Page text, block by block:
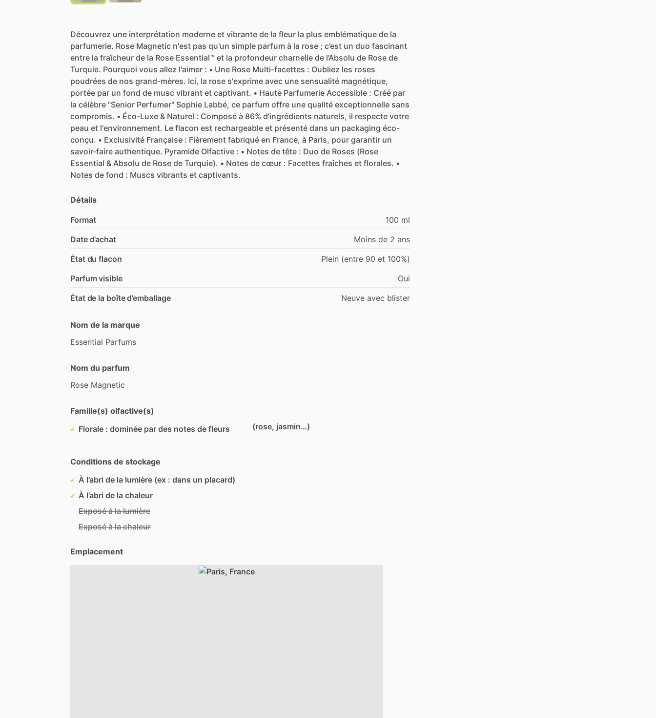
Découvrez une interprétation moderne et vibrante de la fleur la plus emblématique de la
parfumerie. Rose Magnetic n'est pas qu'un simple parfum à la rose ; c’est un duo fascinant
entre la fraîcheur de la Rose Essential™ et la profondeur charnelle de l’Absolu de Rose de
Turquie. Pourquoi vous allez l'aimer : • Une Rose Multi-facettes : Oubliez les roses
poudrées de nos grand-mères. Ici, la rose s'exprime avec une sensualité magnétique,
portée par un fond de musc vibrant et captivant. • Haute Parfumerie Accessible : Créé par
la célèbre "Senior Perfumer" Sophie Labbé, ce parfum offre une qualité exceptionnelle sans
compromis. • Éco-Luxe & Naturel : Composé à 86% d'ingrédients naturels, il respecte votre
peau et l'environnement. Le flacon est rechargeable et présenté dans un packaging éco-
conçu. • Exclusivité Française : Fièrement fabriqué en France, à Paris, pour garantir un
savoir-faire authentique. Pyramide Olfactive : • Notes de tête : Duo de Roses (Rose
Essential & Absolu de Rose de Turquie). • Notes de cœur : Facettes fraîches et florales. •
Notes de fond : Muscs vibrants et captivants.
Détails
Format
100 ml
Date d’achat
Moins de 2 ans
État du flacon
Plein (entre 90 et 100%)
Parfum visible
Oui
État de la boîte d’emballage
Neuve avec blister
Nom de la marque
Essential Parfums
Nom du parfum
Rose Magnetic
Famille(s) olfactive(s)
Florale : dominée par des notes de fleurs
(rose, jasmin…)
Conditions de stockage
À l’abri de la lumière (ex : dans un placard)
À l’abri de la chaleur
Exposé à la lumière
Exposé à la chaleur
Emplacement